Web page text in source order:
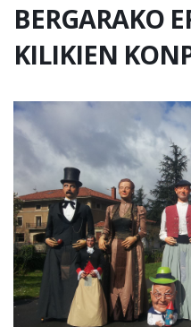
BERGARAKO
KILIKIEN